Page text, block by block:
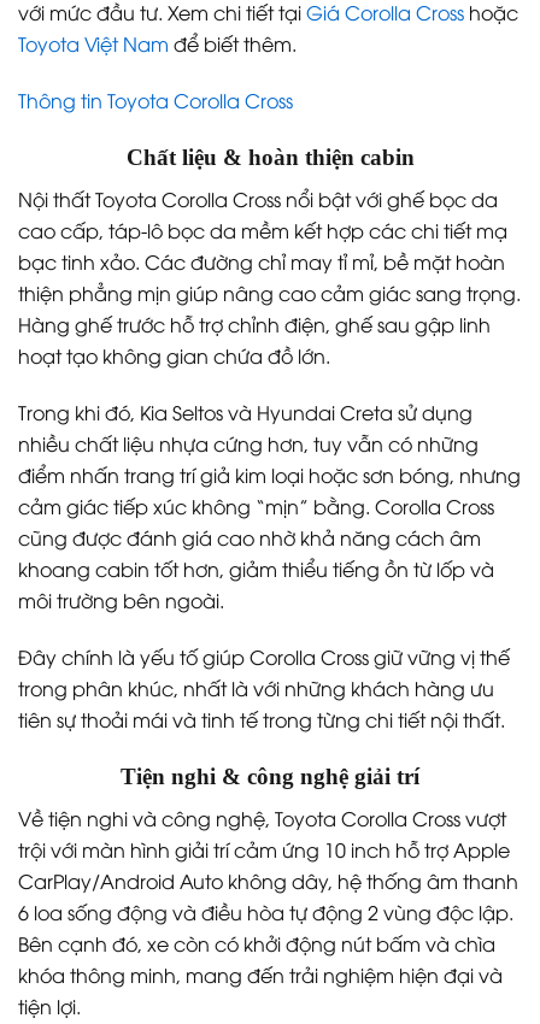
với mức đầu tư. Xem chi tiết tạiGiá Corolla Cross hoặc
Toyota Việt Nam để biết thêm.
Thông tin Toyota Corolla Cross
Chất liệu & hoàn thiện cabin
Nội thất Toyota Corolla Cross nổi bật với ghế bọc da
cao cấp, táp-lô bọc da mềm kết hợp các chi tiết mạ
bạc tinh xảo. Các đường chỉ may tỉ mỉ, bề mặt hoàn
thiện phẳng mịn giúp nâng cao cảm giác sang trọng.
Hàng ghế trước hỗ trợ chỉnh điện, ghế sau gập linh
hoạt tạo không gian chứa đồ lớn.
Trong khi đó, Kia Seltos và Hyundai Creta sử dụng
nhiều chất liệu nhựa cứng hơn, tuy vẫn có những
điểm nhấn trang trí giả kim loại hoặc sơn bóng, nhưng
cảm giác tiếp xúc không “mịn” bằng. Corolla Cross
cũng được đánh giá cao nhờ khả năng cách âm
khoang cabin tốt hơn, giảm thiểu tiếng ồn từ lốp và
môi trường bên ngoài.
Đây chính là yếu tố giúp Corolla Cross giữ vững vị thế
trong phân khúc, nhất là với những khách hàng ưu
tiên sự thoải mái và tinh tế trong từng chi tiết nội thất.
Tiện nghi & công nghệ giải trí
Về tiện nghi và công nghệ, Toyota Corolla Cross vượt
trội với màn hình giải trí cảm ứng 10 inch hỗ trợ Apple
CarPlay/Android Auto không dây, hệ thống âm thanh
6 loa sống động và điều hòa tự động 2 vùng độc lập.
Bên cạnh đó, xe còn có khởi động nút bấm và chìa
khóa thông minh, mang đến trải nghiệm hiện đại và
tiện lợi.